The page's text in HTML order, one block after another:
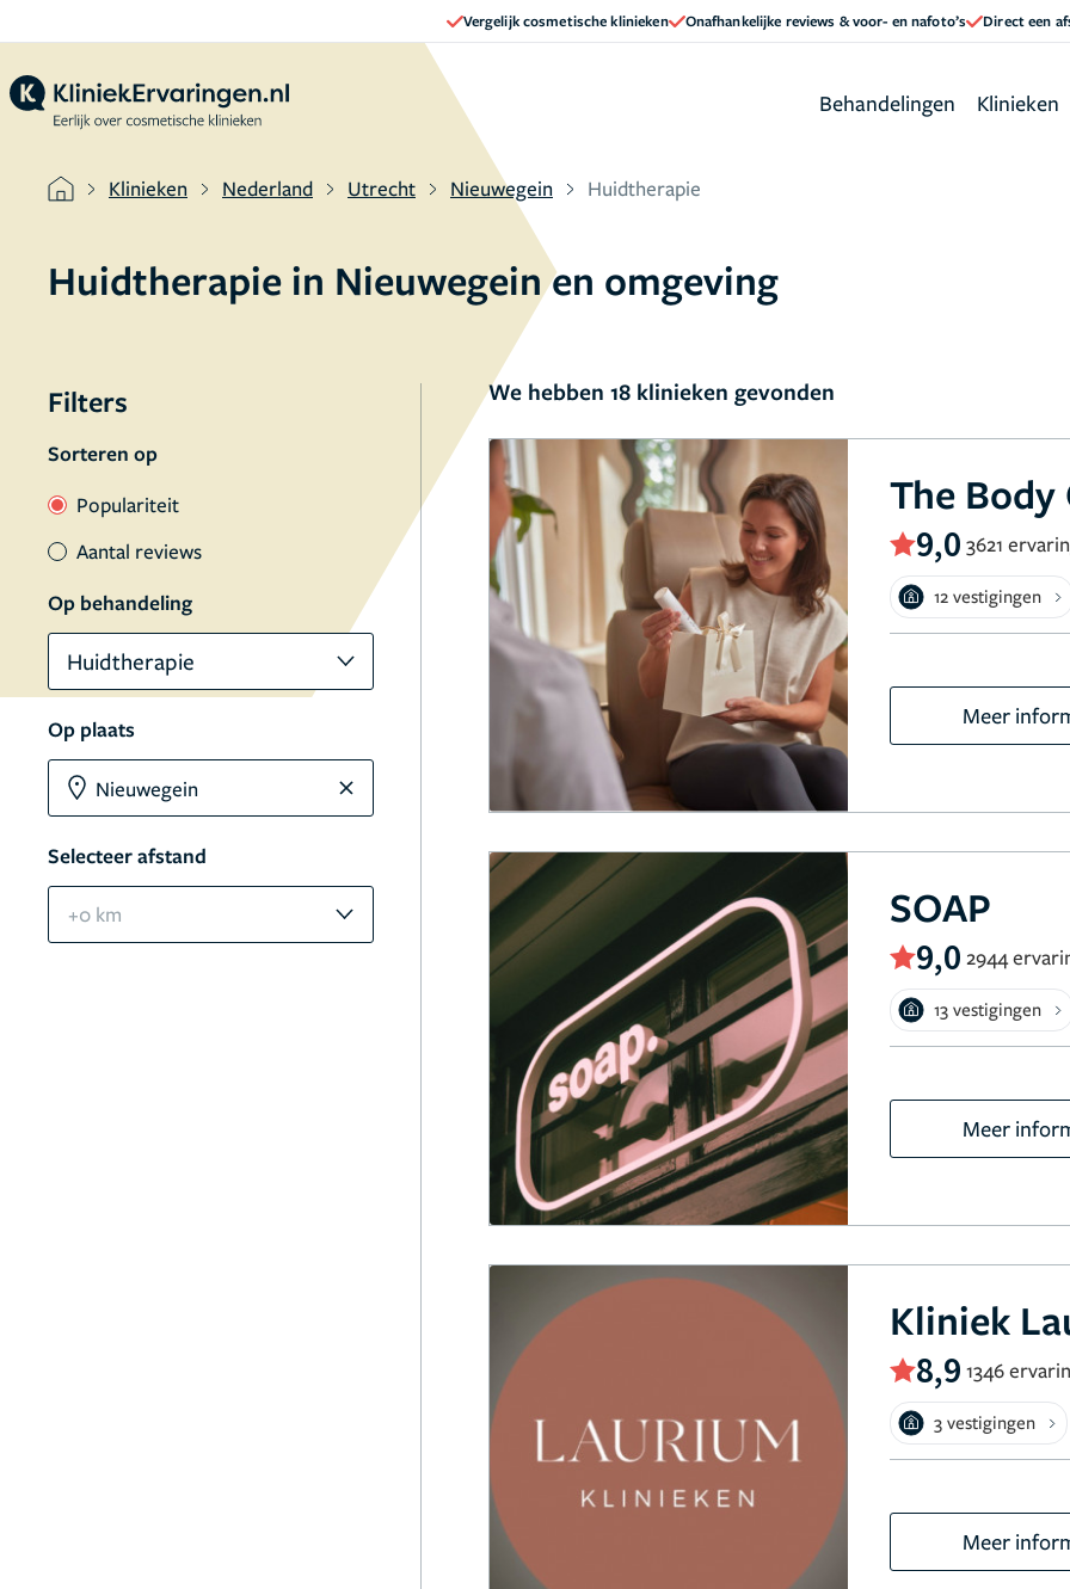
Vergelijk cosmetische klinieken Onafhankelijke reviews & voor- en nafoto’s Direct een
Behandelingen Klinieken
Klinieken Nederland Utrecht Nieuwegein Huidtherapie
Huidtherapie in Nieuwegein en omgeving
Filters
Sorteren op
Populariteit
Aantal reviews
Op behandeling
Huidtherapie
Op plaats
Selecteer afstand
+0 km
We hebben 18 klinieken gevonden
The Body
9,0 3621
12 vestigingen
Meer
SOAP
9,0 2944
13 vestigingen
Meer
Kliniek
8,9 1346
3 vestigingen
Meer